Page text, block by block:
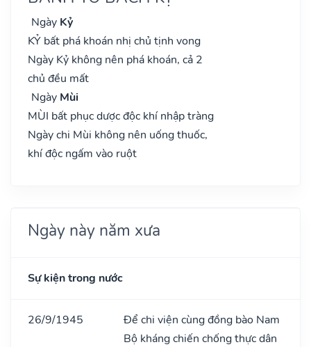
Ngày Kỷ
KỶ bất phá khoán nhị chủ tịnh vong
Ngày Kỷ không nên phá khoán, cả 2
chủ đều mất
Ngày Mùi
MÙI bất phục dược độc khí nhập tràng
Ngày chi Mùi không nên uống thuốc,
khí độc ngấm vào ruột
Ngày này năm xưa
Sự kiện trong nước
26/9/1945
Để chi viện cùng đồng bào Nam
Bộ kháng chiến chống thực dân